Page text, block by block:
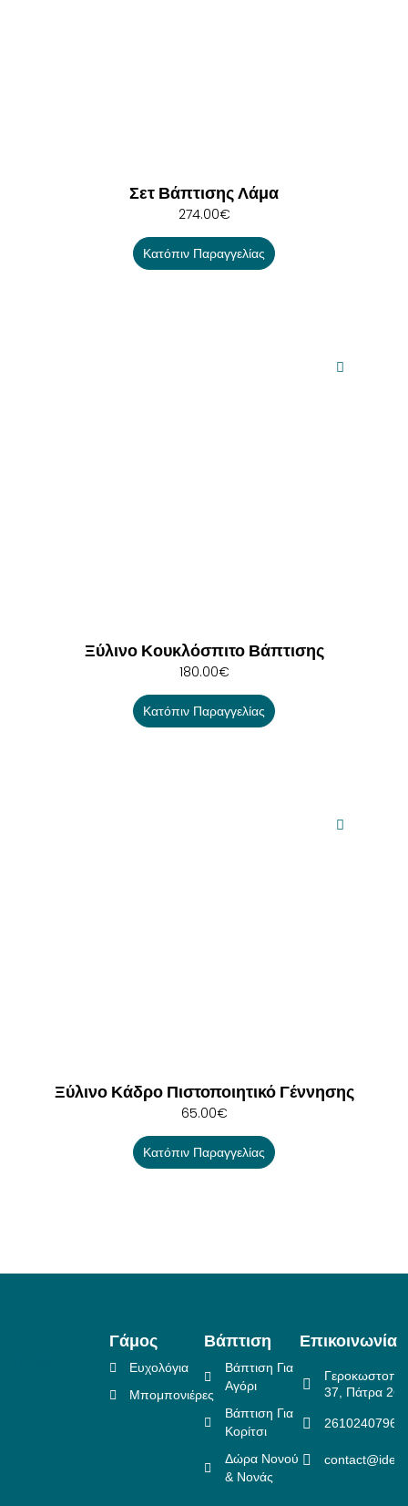
Σετ Βάπτισης Λάμα
274.00€
Κατόπιν Παραγγελίας
Ξύλινο Κουκλόσπιτο Βάπτισης
180.00€
Κατόπιν Παραγγελίας
Ξύλινο Κάδρο Πιστοποιητικό Γέννησης
65.00€
Κατόπιν Παραγγελίας
Γάμος
Ευχολόγια
Μπομπονιέρες
Βάπτιση
Βάπτιση Για
Αγόρι
Βάπτιση Για
Κορίτσι
Δώρα Νονού
& Νονάς
Επικοινωνία
37, Πάτρα
2610240796